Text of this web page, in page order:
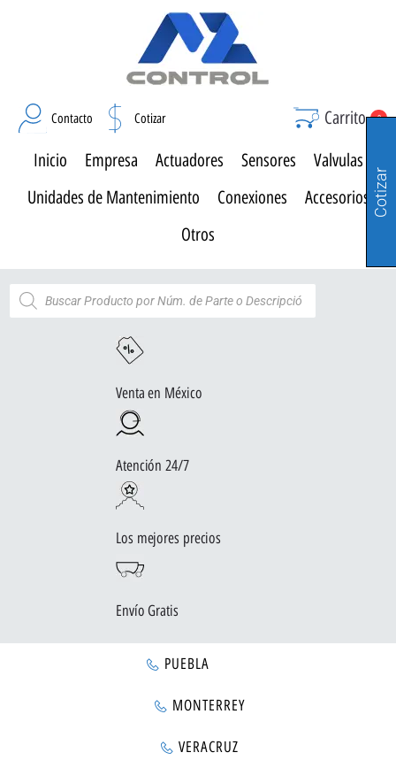
Contacto Cotizar Carrito 0
Inicio Empresa Actuadores Sensores
Valvulas
Unidades de Mantenimiento
Conexiones
Accesorios
Otros
Venta en México
Atención 24/7
Los mejores precios
Envío Gratis
PUEBLA
MONTERREY
VERACRUZ
Cotizar